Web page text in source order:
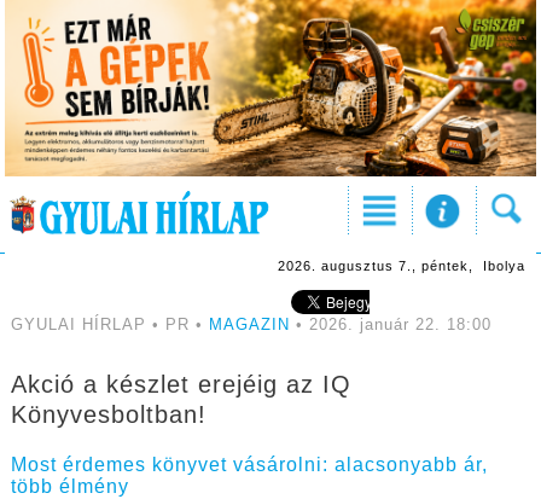
2026. augusztus 7., péntek, Ibolya
GYULAI HÍRLAP • PR • MAGAZIN • 2026. január 22. 18:00
Akció a készlet erejéig az IQ
Könyvesboltban!
Most érdemes könyvet vásárolni: alacsonyabb ár,
több élmény